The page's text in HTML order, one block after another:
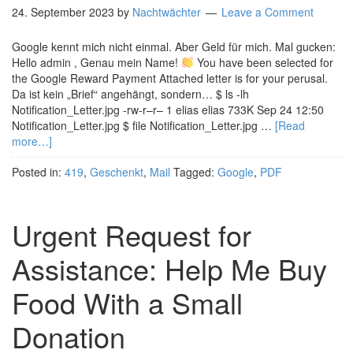
24. September 2023 by Nachtwächter Leave a Comment
Google kennt mich nicht einmal. Aber Geld für mich. Mal gucken:
Hello admin , Genau mein Name!
You have been selected for
the Google Reward Payment Attached letter is for your perusal.
Da ist kein „Brief“ angehängt, sondern… $ ls -lh
Notification_Letter.jpg -rw-r–r– 1 elias elias 733K Sep 24 12:50
Notification_Letter.jpg $ file Notification_Letter.jpg … [Read
more…]
Posted in: 419, Geschenkt, Mail Tagged: Google, PDF
Urgent Request for
Assistance: Help Me Buy
Food With a Small
Donation